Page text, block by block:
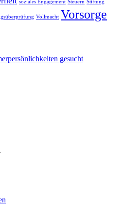
gesucht
soziales Engagement Steuern Stiftung
Vollmacht Vorsorge